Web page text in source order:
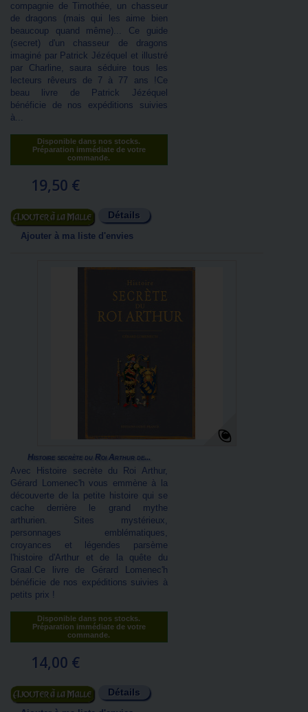
compagnie de Timothée, un chasseur
de dragons (mais qui les aime bien
beaucoup quand même)... Ce guide
(secret) d'un chasseur de dragons
imaginé par Patrick Jézéquel et illustré
par Charline, saura séduire tous les
lecteurs rêveurs de 7 à 77 ans !Ce
beau livre de Patrick Jézéquel
bénéficie de nos expéditions suivies
à...
Disponible dans nos stocks.
Préparation immédiate de votre
commande.
19,50 €
Ajouter au panier Détails
Ajouter à ma liste d'envies
Histoire secrète du Roi Arthur de...
Avec Histoire secrète du Roi Arthur,
Gérard Lomenec'h vous emmène à la
découverte de la petite histoire qui se
cache derrière le grand mythe
arthurien. Sites mystérieux,
personnages emblématiques,
croyances et légendes parsème
l'histoire d'Arthur et de la quête du
Graal.Ce livre de Gérard Lomenec'h
bénéficie de nos expéditions suivies à
petits prix !
Disponible dans nos stocks.
Préparation immédiate de votre
commande.
14,00 €
Ajouter au panier Détails